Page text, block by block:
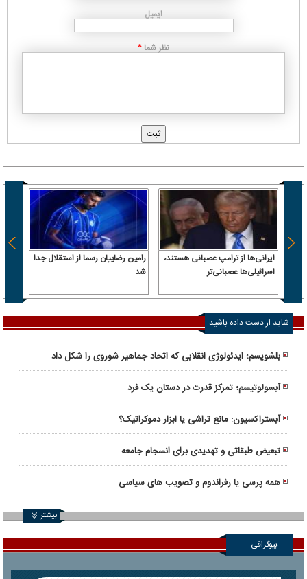
ایمیل
نظر شما *
ایرانی‌ها از ترامپ عصبانی هستند،
اسرائیلی‌ها عصبانی‌تر
رامین رضاییان رسما از استقلال جدا
شد
شاید از دست داده باشید
بلشویسم؛ ایدئولوژی انقلابی که اتحاد جماهیر شوروی را شکل داد
آبسولوتیسم؛ تمرکز قدرت در دستان یک فرد
آبستراکسیون: مانع تراشی یا ابزار دموکراتیک؟
تبعیض طبقاتی و تهدیدی برای انسجام جامعه
همه پرسی یا رفراندوم و تصویب های سیاسی
بیشتر
بیوگرافی